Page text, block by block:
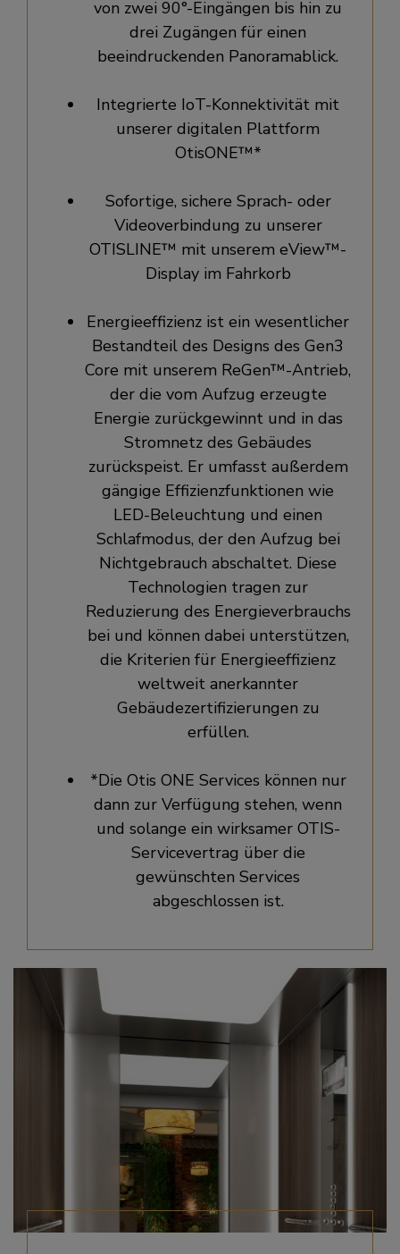
von zwei 90°-Eingängen bis hin zu
drei Zugängen für einen
beeindruckenden Panoramablick.
Integrierte IoT-Konnektivität mit
unserer digitalen Plattform
OtisONE™*
Sofortige, sichere Sprach- oder
Videoverbindung zu unserer
OTISLINE™ mit unserem eView™-
Display im Fahrkorb
Energieeffizienz ist ein wesentlicher
Bestandteil des Designs des Gen3
Core mit unserem ReGen™-Antrieb,
der die vom Aufzug erzeugte
Energie zurückgewinnt und in das
Stromnetz des Gebäudes
zurückspeist. Er umfasst außerdem
gängige Effizienzfunktionen wie
LED-Beleuchtung und einen
Schlafmodus, der den Aufzug bei
Nichtgebrauch abschaltet. Diese
Technologien tragen zur
Reduzierung des Energieverbrauchs
bei und können dabei unterstützen,
die Kriterien für Energieeffizienz
weltweit anerkannter
Gebäudezertifizierungen zu
erfüllen.
*Die Otis ONE Services können nur
dann zur Verfügung stehen, wenn
und solange ein wirksamer OTIS-
Servicevertrag über die
gewünschten Services
abgeschlossen ist.